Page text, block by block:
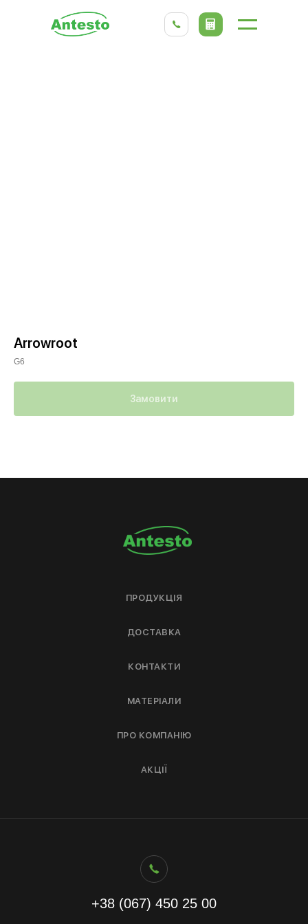
Arrowroot
G6
Замовити
+38 (067) 450 25 00
ПРОДУКЦІЯ
МАТЕРІАЛИ
АКЦІЇ
ДОСТАВКА
ПРО КОМПАНІЮ
КОНТАКТИ